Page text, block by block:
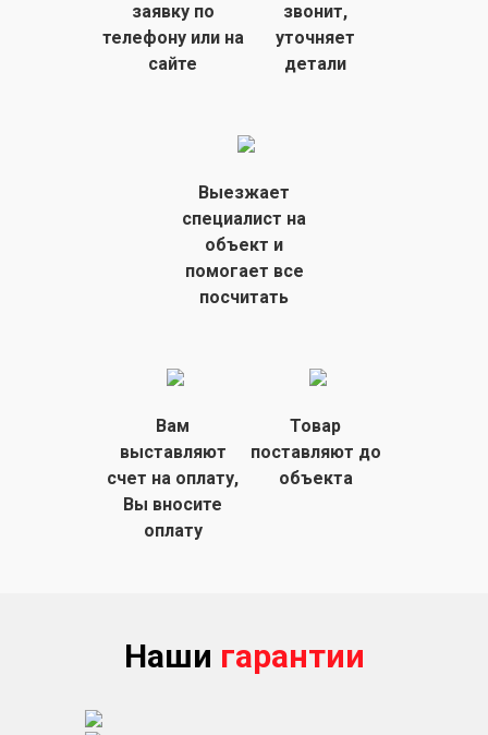
заявку по
телефону или на
сайте
звонит,
уточняет
детали
Выезжает
специалист на
объект и
помогает все
посчитать
Вам
выставляют
счет на оплату,
Вы вносите
оплату
Товар
поставляют до
объекта
Наши гарантии